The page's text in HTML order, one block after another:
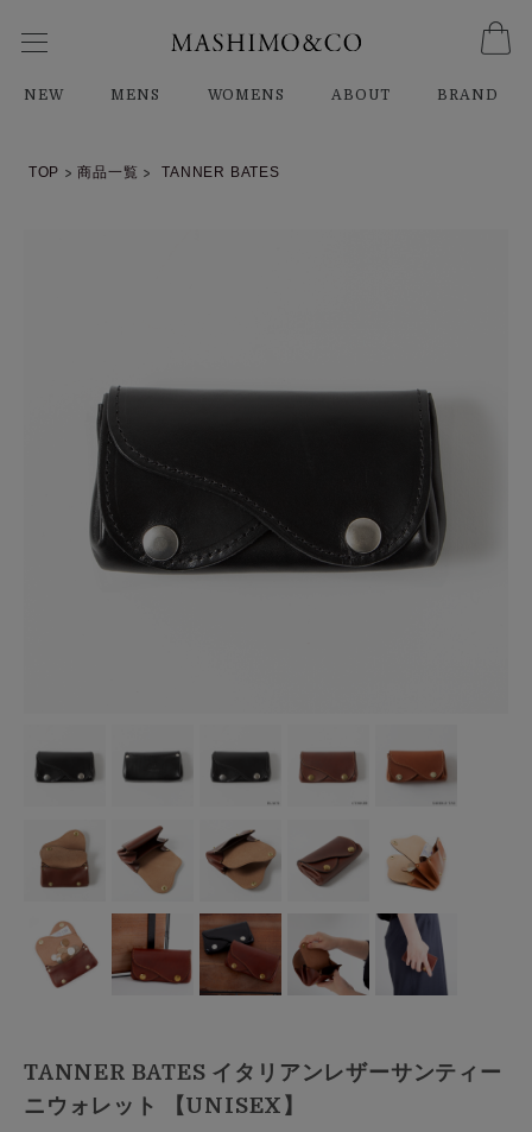
NEW MENS WOMENS ABOUT BRAND
TOP 商品一覧 TANNER BATES
TANNER BATES イタリアンレザーサンティー
ニウォレット 【UNISEX】